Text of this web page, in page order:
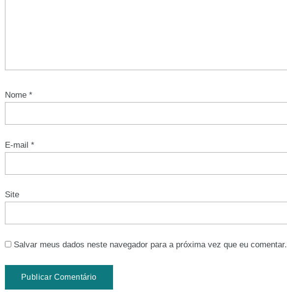
Nome *
E-mail *
Site
Salvar meus dados neste navegador para a próxima vez que eu comentar.